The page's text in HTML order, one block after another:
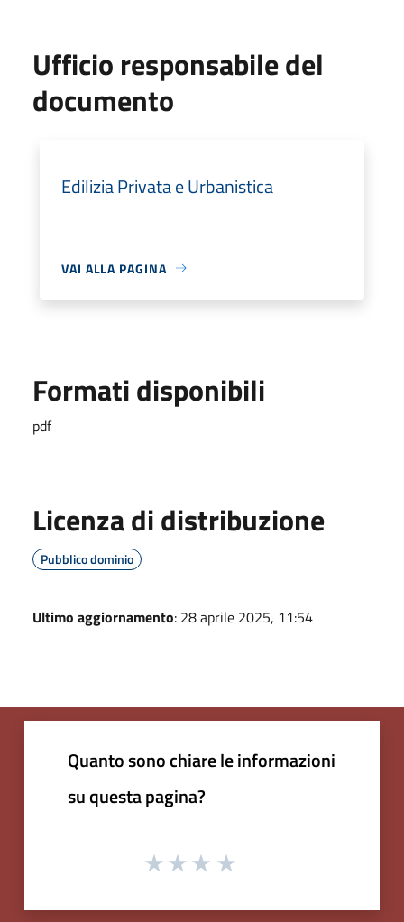
Ufficio responsabile del
documento
Edilizia Privata e Urbanistica
VAI ALLA PAGINA
Formati disponibili
pdf
Licenza di distribuzione
Pubblico dominio
Ultimo aggiornamento: 28 aprile 2025, 11:54
Quanto sono chiare le informazioni
su questa pagina?